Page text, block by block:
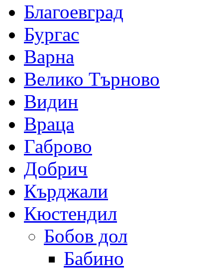
Благоевград
Бургас
Варна
Велико Търново
Видин
Враца
Габрово
Добрич
Кърджали
Кюстендил
Бобов дол
Бабино